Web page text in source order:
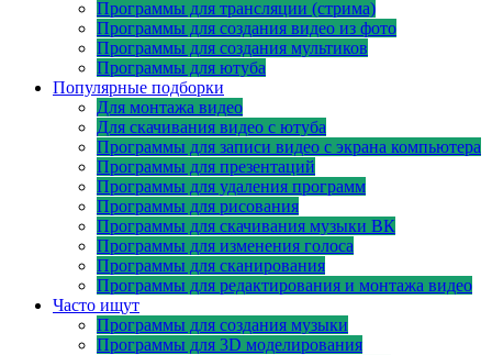
Программы для трансляции (стрима)
Программы для создания видео из фото
Программы для создания мультиков
Программы для ютуба
Популярные подборки
Для монтажа видео
Для скачивания видео с ютуба
Программы для записи видео с экрана компьютера
Программы для презентаций
Программы для удаления программ
Программы для рисования
Программы для скачивания музыки ВК
Программы для изменения голоса
Программы для сканирования
Программы для редактирования и монтажа видео
Часто ищут
Программы для создания музыки
Программы для 3D моделирования